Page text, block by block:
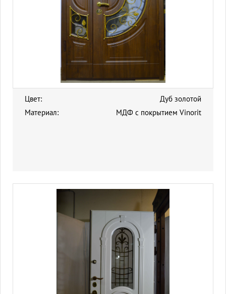
Цвет:
Дуб золотой
Материал:
МДФ с покрытием Vinorit